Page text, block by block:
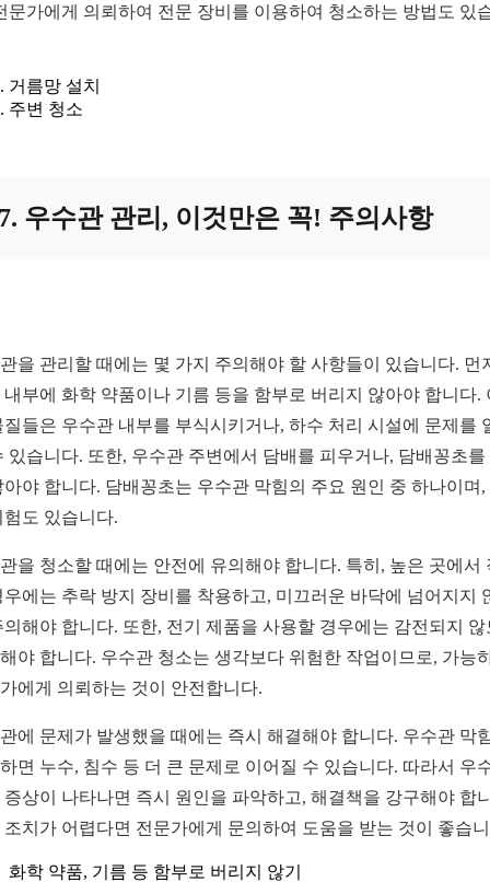
문가에게 의뢰하여 전문 장비를 이용하여 청소하는 방법도 있
거름망 설치
주변 청소
우수관 관리, 이것만은 꼭! 주의사항
을 관리할 때에는 몇 가지 주의해야 할 사항들이 있습니다. 먼
내부에 화학 약품이나 기름 등을 함부로 버리지 않아야 합니다.
질들은 우수관 내부를 부식시키거나, 하수 처리 시설에 문제를
있습니다. 또한, 우수관 주변에서 담배를 피우거나, 담배꽁초를
아야 합니다. 담배꽁초는 우수관 막힘의 주요 원인 중 하나이며,
험도 있습니다.
을 청소할 때에는 안전에 유의해야 합니다. 특히, 높은 곳에서
우에는 추락 방지 장비를 착용하고, 미끄러운 바닥에 넘어지지
의해야 합니다. 또한, 전기 제품을 사용할 경우에는 감전되지 않
야 합니다. 우수관 청소는 생각보다 위험한 작업이므로, 가능
에게 의뢰하는 것이 안전합니다.
에 문제가 발생했을 때에는 즉시 해결해야 합니다. 우수관 막
면 누수, 침수 등 더 큰 문제로 이어질 수 있습니다. 따라서 우
증상이 나타나면 즉시 원인을 파악하고, 해결책을 강구해야 합
조치가 어렵다면 전문가에게 문의하여 도움을 받는 것이 좋습
화학 약품, 기름 등 함부로 버리지 않기